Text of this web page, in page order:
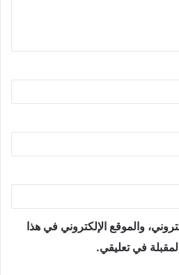
والموقع الإلكتروني في هذا
في تعليقي.